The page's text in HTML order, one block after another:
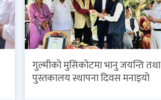
गुल्मीको मुसिकोटमा भानु जयन्ति तथा
पुस्तकालय स्थापना दिवस मनाइयो